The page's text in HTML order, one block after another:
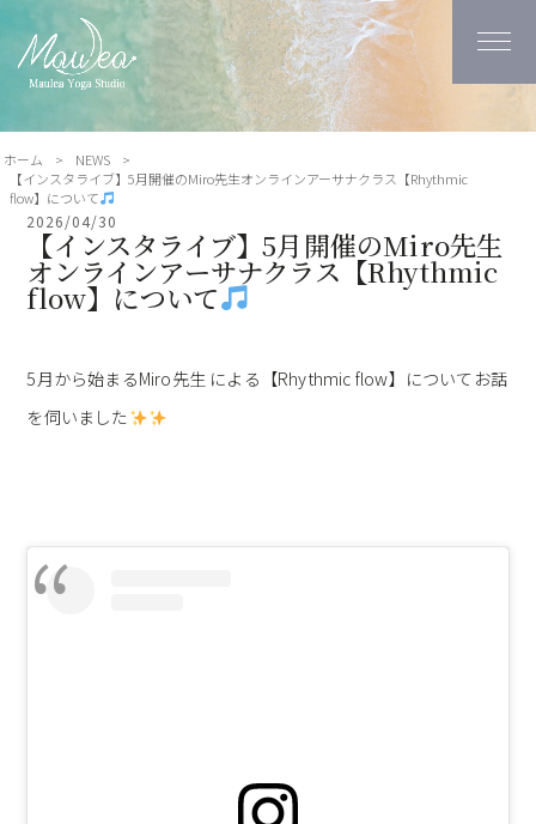
ホーム > NEWS
>
【インスタライブ】5月開催のMiro先生オンラインアーサナクラス【Rhythmic
flow】について
2026/04/30
【インスタライブ】5月開催のMiro先生
オンラインアーサナクラス【Rhythmic
flow】について
5月から始まるMiro先生 による【Rhythmic flow】についてお話
を伺いました